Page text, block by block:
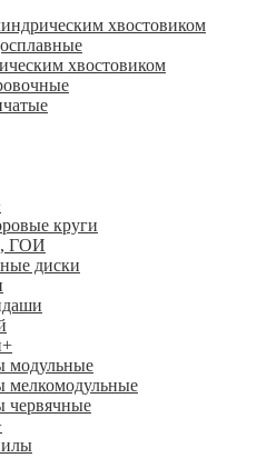
хвостовиком
хвостовиком
круги
ГОИ
диски
+
модульные
мелкомодульные
червячные